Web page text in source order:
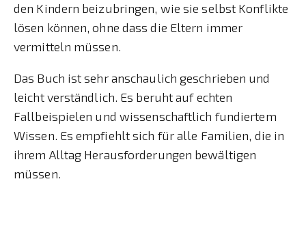
den Kindern beizubringen, wie sie selbst Konflikte
lösen können, ohne dass die Eltern immer
vermitteln müssen.
Das Buch ist sehr anschaulich geschrieben und
leicht verständlich. Es beruht auf echten
Fallbeispielen und wissenschaftlich fundiertem
Wissen. Es empfiehlt sich für alle Familien, die in
ihrem Alltag Herausforderungen bewältigen
müssen.